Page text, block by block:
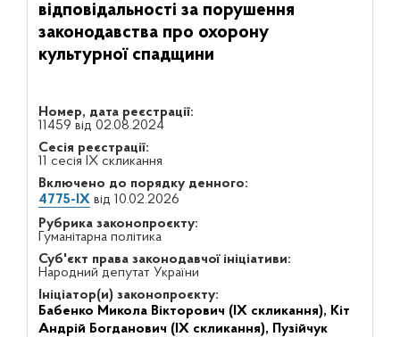
відповідальності за порушення
законодавства про охорону
культурної спадщини
Номер, дата реєстрації:
11459 від 02.08.2024
Сесія реєстрації:
11 сесія IX скликання
Включено до порядку денного:
4775-IXвід 10.02.2026
Рубрика законопроєкту:
Гуманітарна політика
Суб'єкт права законодавчої ініціативи:
Народний депутат України
Ініціатор(и) законопроєкту:
Бабенко Микола Вікторович (IX скликання), Кіт
Андрій Богданович (IX скликання), Пузійчук